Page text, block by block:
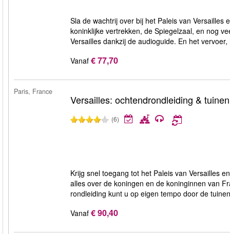
Sla de wachtrij over bij het Paleis van Versailles
koninklijke vertrekken, de Spiegelzaal, en nog
Versailles dankzij de audioguide. En het
Vanaf € 77,70
Paris, France
Versailles: ochtendrondleiding &
(6)
Krijg snel toegang tot het Paleis van Versailles
alles over de koningen en de koninginnen van
rondleiding kunt u op eigen tempo door de
Vanaf € 90,40